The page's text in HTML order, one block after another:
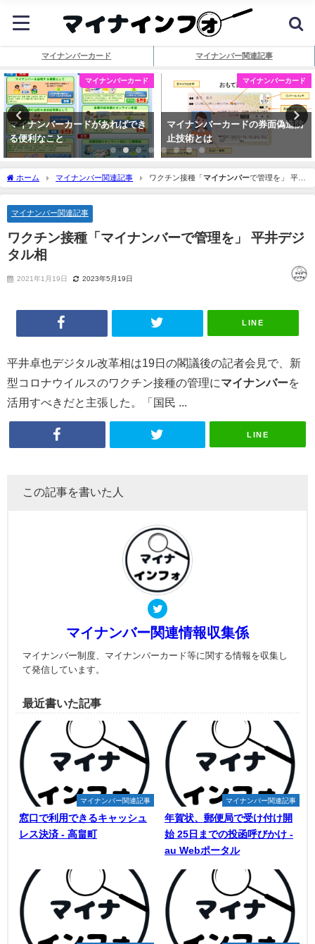
マイナンバーカード マイナンバー関連記事
マイナンバーカード
マイナンバーカードがあればでき
る便利なこと
マイナンバーカード
マイナンバーカードの券面偽造防
止技術とは
ホーム マイナンバー関連記事 ワクチン接種「マイナンバーで管理を」 平井
デジタル相
マイナンバー関連記事
ワクチン接種「 マイナンバーで管理を」 平井デジ
タル相
2021年1月19日 2023年5月19日
LINE
平井卓也デジタル改革相は19日の閣議後の記者会見で、新
型コロナウイルスのワクチン接種の管理にマイナンバーを
活用すべきだと主張した。「国民 ...
LINE
この記事を書いた人
マイナンバー関連情報収集係
マイナンバー制度、マイナンバーカード等に関する情報を収集し
て発信しています。
最近書いた記事
マイナンバー関連記事
窓口で利用できるキャッシュ
レス決済 - 高畠町
マイナンバー関連記事
年賀状、郵便局で受け付け開
始 25日までの投函呼びかけ -
au Webポータル